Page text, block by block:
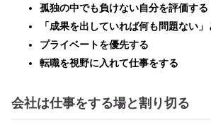
孤独の中でも負けない自分を評価する
「成果を出していれば何も問題ない
プライベートを優先する
転職を視野に入れて仕事をする
会社は仕事をする場と割り切る